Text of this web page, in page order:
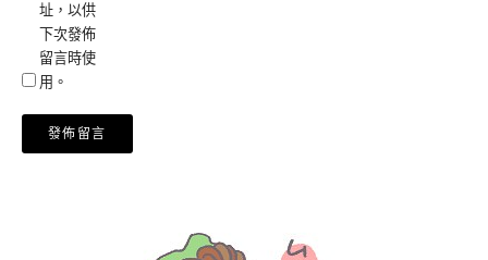
址，以供
下次發佈
留言時使
用。